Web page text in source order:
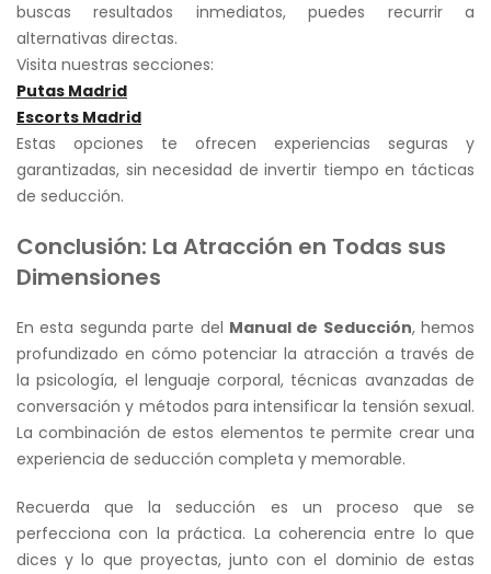
buscas resultados inmediatos, puedes recurrir a
alternativas directas.
Visita nuestras secciones:
Putas Madrid
Escorts Madrid
Estas opciones te ofrecen experiencias seguras y
garantizadas, sin necesidad de invertir tiempo en tácticas
de seducción.
Conclusión: La Atracción en Todas sus
Dimensiones
En esta segunda parte del Manual de Seducción, hemos
profundizado en cómo potenciar la atracción a través de
la psicología, el lenguaje corporal, técnicas avanzadas de
conversación y métodos para intensificar la tensión sexual.
La combinación de estos elementos te permite crear una
experiencia de seducción completa y memorable.
Recuerda que la seducción es un proceso que se
perfecciona con la práctica. La coherencia entre lo que
dices y lo que proyectas, junto con el dominio de estas